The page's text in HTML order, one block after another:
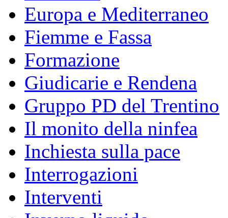
Europa e Mediterraneo
Fiemme e Fassa
Formazione
Giudicarie e Rendena
Gruppo PD del Trentino
Il monito della ninfea
Inchiesta sulla pace
Interrogazioni
Interventi